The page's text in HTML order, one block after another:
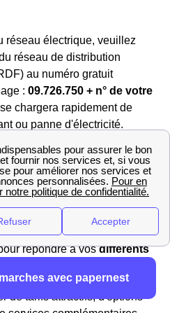
réseau électrique, veuillez
réseau de distribution
au numéro gratuit
: 09.726.750 + n° de votre
chargera rapidement de
ou panne d'électricité.
vue d'ensemble et vous
sur les offres de gaz, il est
les unes aux autres.
d'offres de gaz
répondre à vosdifférents
de tarifs attractifs, d'options
avec papernest